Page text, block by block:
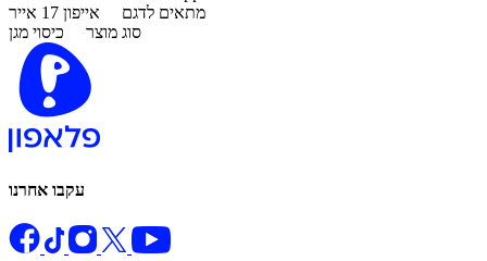
מתאים לדגם אייפון 17 אייר
סוג מוצר כיסוי מגן
עקבו אחרנו